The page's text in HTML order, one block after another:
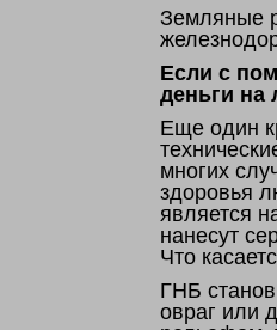
Земляные
Если с
деньги на
Еще один
многих
здоровья
является
нанесут
Что
ГНБ
овраг или